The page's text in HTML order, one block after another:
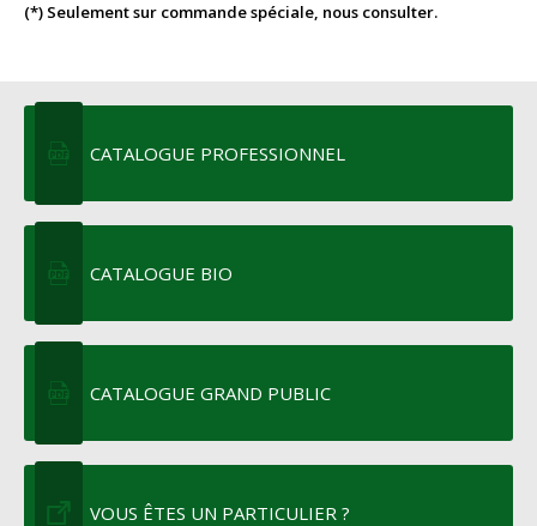
(*) Seulement sur commande spéciale, nous consulter.
CATALOGUE PROFESSIONNEL
CATALOGUE BIO
CATALOGUE GRAND PUBLIC
VOUS ÊTES UN PARTICULIER ?